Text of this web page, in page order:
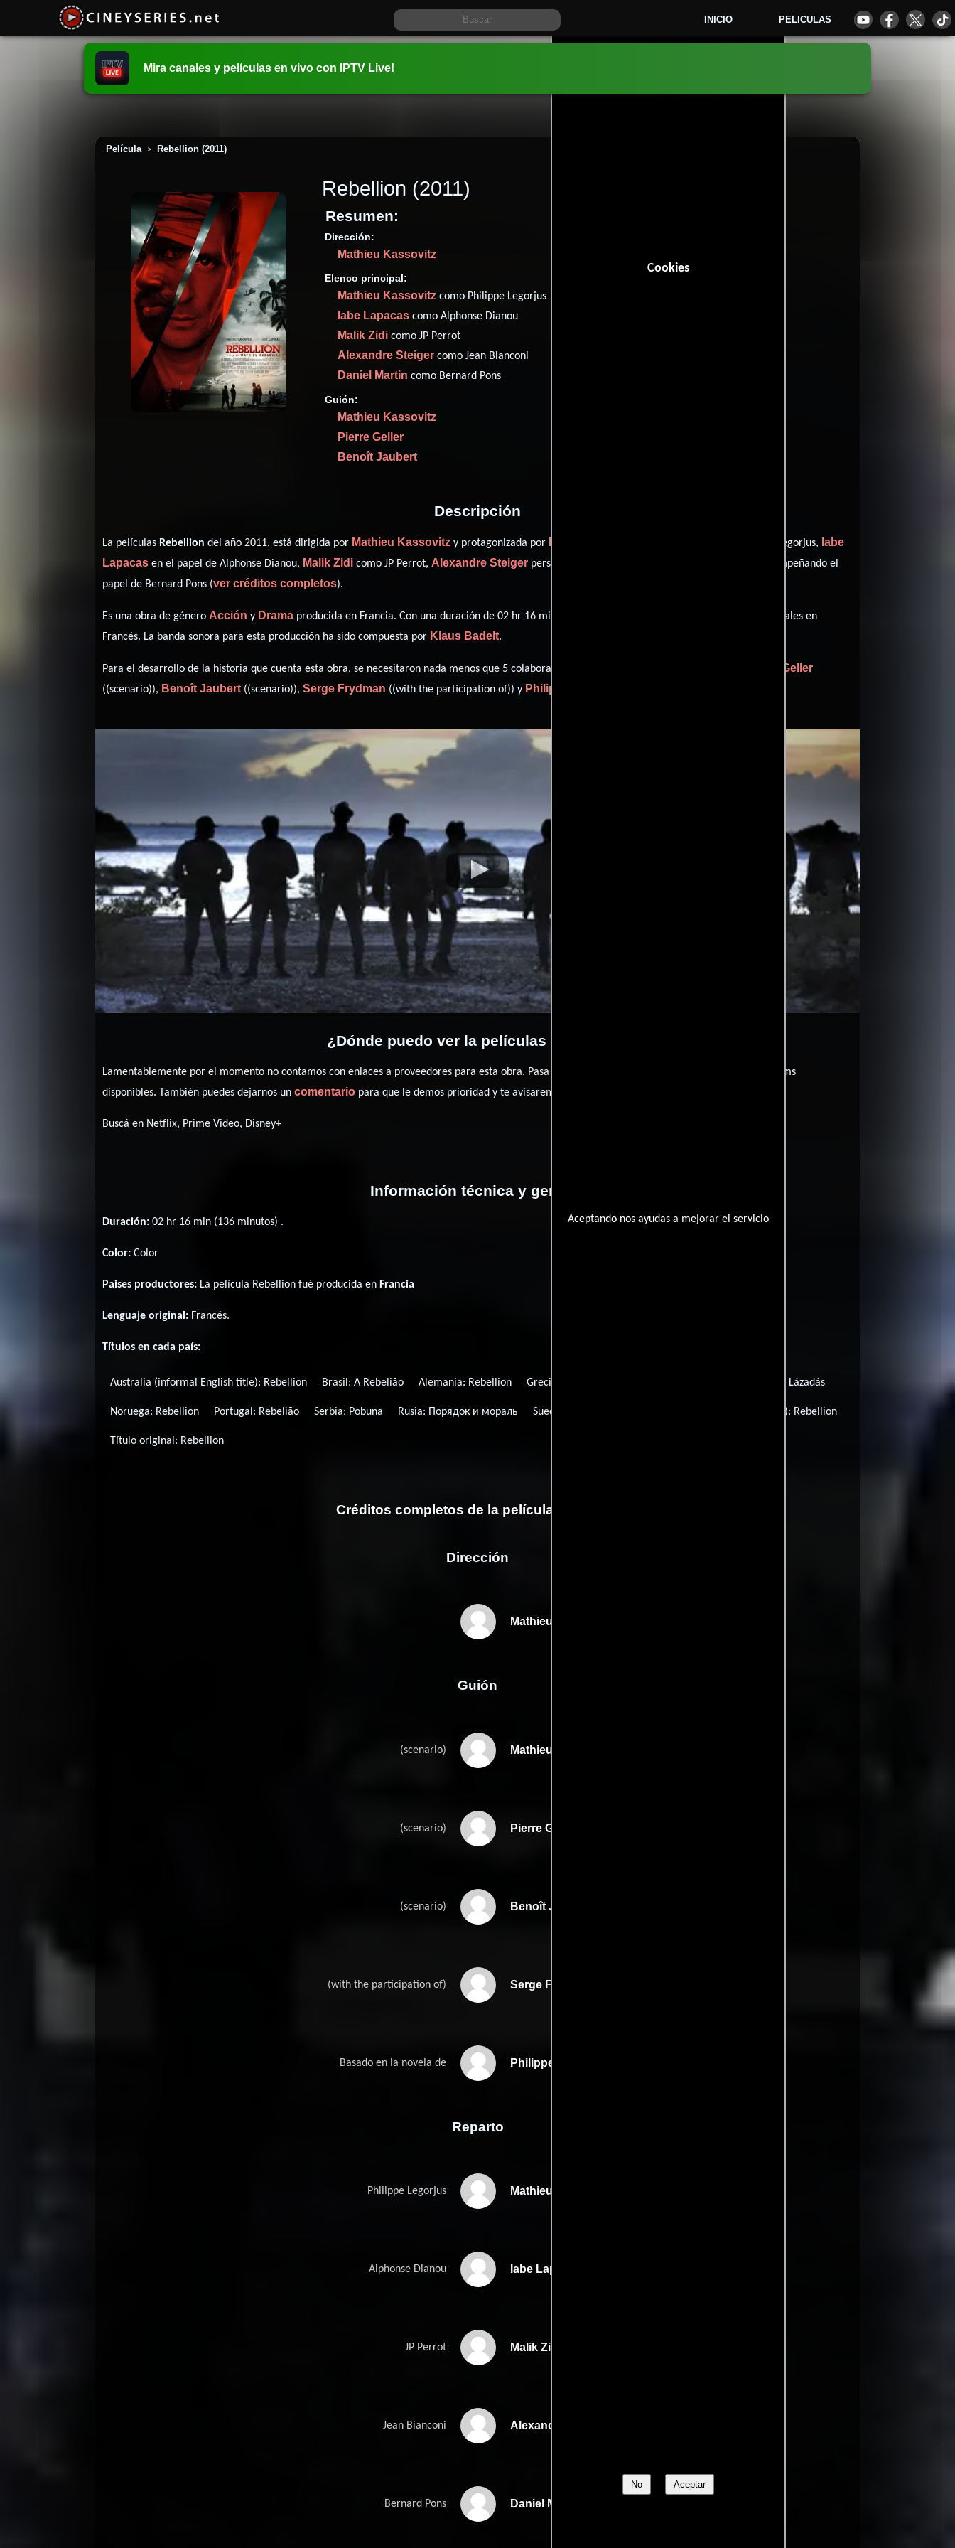
INICIO PELICULAS
Cookies
Aceptando nos ayudas a mejorar el servicio
No Aceptar
Mira canales y películas en vivo con IPTV Live!
Película > Rebellion (2011)
Rebellion (2011)
Resumen:
Dirección:
Mathieu Kassovitz
Elenco principal:
Mathieu Kassovitz como Philippe Legorjus
Iabe Lapacas como Alphonse Dianou
Malik Zidi como JP Perrot
Alexandre Steiger como Jean Bianconi
Daniel Martin como Bernard Pons
Guión:
Mathieu Kassovitz
Pierre Geller
Benoît Jaubert
02 hr 16 min (136 minutos).
Descripción
La películas Rebellion del año 2011, está dirigida por Mathieu Kassovitz y protagonizada por quien interpreta a Philippe Legorjus, Iabe
Lapacas en el papel de Alphonse Dianou, Malik Zidi como JP Perrot,Alexandre Steiger personificando a Jean Bianconi y
desempeñando el
papel de Bernard Pons (ver créditos completos).
Es una obra de géneroAcción y Drama producida en Francia. Con una duración de 02 hr 16 min (136 minutos), esta película tiene diálogos originales en
Francés. La banda sonora para esta producción ha sido compuesta por Klaus Badelt.
Para el desarrollo de la historia que cuenta esta obra, se necesitaron nada menos que 5 colaboraciones. Pierre Geller
((scenario)), Benoît Jaubert((scenario)),Serge Frydman ((with the participation of)) y Philippe Legorjus
¿Dónde puedo ver la películas Rebellion?
Lamentablemente por el momento no contamos con enlaces a proveedores para esta obra. Pasa por nuestro catálogo de
y encuentra films
disponibles. También puedes dejarnos uncomentario para que le demos prioridad y te avisaremos cuando se encuentre disponible
Buscá en Netflix, Prime Video, Disney+
Información técnica y general
Duración: 02 hr 16 min (136 minutos) .
Color: Color
Paises productores: La película Rebellion fué producida en Francia
Lenguaje original: Francés.
Títulos en cada país:
Australia (informal English title): Rebellion Brasil:A Rebelião Alemania: Rebellion Grecia (Título del festival): Lázadás
Noruega: Rebellion Portugal: Rebelião Serbia: Pobuna Rusia: Порядок и мораль Suecia: En todo el mundo (Título de Inglés): Rebellion
Título original: Rebellion
Créditos completos de la película Rebellion
Dirección
Mathieu Kassovitz
Guión
(scenario) Mathieu Kassovitzs
(scenario) Pierre Gellers
(scenario) Benoît Jauberts
(with the participation of) Serge Frydmans
Basado en la novela de Philippe Legorjuss
Reparto
Philippe Legorjus Mathieu Kassovitz
Alphonse Dianou Iabe Lapacas
JP Perrot Malik Zidi
Jean Bianconi Alexandre Steiger
Bernard Pons Daniel Martin